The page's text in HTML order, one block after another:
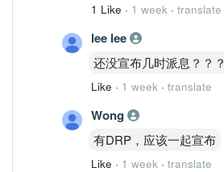
1 Like · 1 week · translate
lee lee
还没宣布几时派息？？？
Like · 1 week · translate
Wong
有DRP，应该一起宣布
Like · 1 week · translate